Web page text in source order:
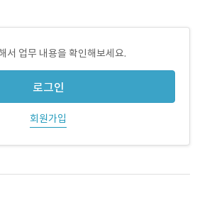
서 업무 내용을 확인해보세요.
로그인
회원가입